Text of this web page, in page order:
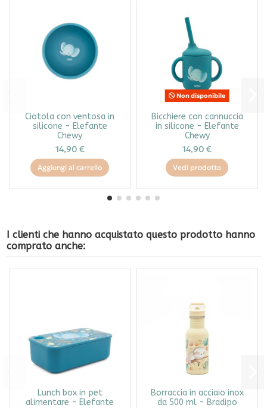
Ciotola con ventosa in
silicone - Elefante
Chewy
14,90 €
Aggiungi al carrello
Non disponibile
Bicchiere con cannuccia
in silicone - Elefante
Chewy
14,90 €
Vedi prodotto
I clienti che hanno acquistato questo prodotto hanno
comprato anche:
Lunch box in pet
alimentare - Elefante
Borraccia in acciaio inox
da 500 ml - Bradipo